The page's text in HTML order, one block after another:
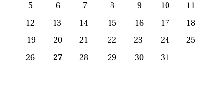
Magazyny BIQdata
Jutronauci Osiem Dziewięć
NASZE SERWISY
5
6 7 8 9 10
11
12
13 14 15 16 17
18
19
20 21 22 23 24
25
26
27 28 29 30 31